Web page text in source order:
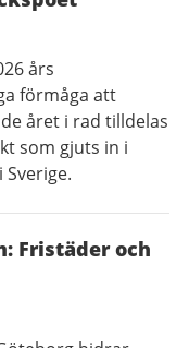
års
förmåga att
året i rad tilldelas
som gjuts in i
Fristäder och